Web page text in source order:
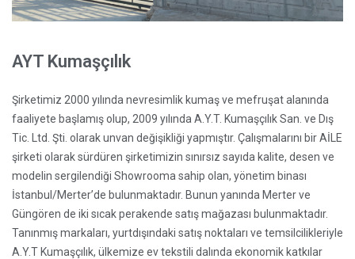
AYT Kumaşçılık
Şirketimiz 2000 yılında nevresimlik kumaş ve mefruşat alanında
faaliyete başlamış olup, 2009 yılında A.Y.T. Kumaşçılık San. ve Dış
Tic. Ltd. Şti. olarak unvan değişikliği yapmıştır. Çalışmalarını bir AİLE
şirketi olarak sürdüren şirketimizin sınırsız sayıda kalite, desen ve
modelin sergilendiği Showrooma sahip olan, yönetim binası
İstanbul/Merter’de bulunmaktadır. Bunun yanında Merter ve
Güngören de iki sıcak perakende satış mağazası bulunmaktadır.
Tanınmış markaları, yurtdışındaki satış noktaları ve temsilcilikleriyle
A.Y.T Kumaşçılık, ülkemize ev tekstili dalında ekonomik katkılar